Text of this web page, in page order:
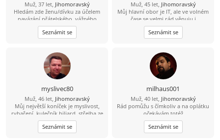
Muž, 37 let, Jihomoravský
Hledám zde ženu/dívku za účelem
navázání přátelského, vážného
vztahu či nezávazného vztahu (vše
dle domluvy). Více informací přes
vzkazy.
Seznámit se
Muž, 45 let, Jihomoravský
Můj hlavní obor je IT, ale ve volném
čase se velmi rád věnuju i
humanitnějším věcem. Čas od času si
rád zasportuju či zahraju na kytaru.
Hledám někoho sympatického s
čem povídat. :)
Seznámit se
myslivec80
Muž, 46 let, Jihomoravský
Můj největší koníček je myslivost,
rybaření, kulečník biliard, střelba ze
zbraní brokovnice, šipky, šachy
petanque, kostky, mám rád psy,
zvířata, rád se bavím, tancuji, trochu
Seznámit se
milhaus001
Muž, 40 let, Jihomoravský
Rád pomůžu s čímkoliv a na oplátku
očekávám totéž
Seznámit se